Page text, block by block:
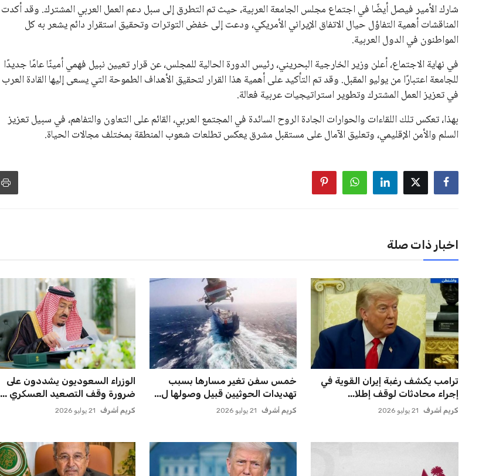
شارك الأمير فيصل أيضًا في اجتماع مجلس الجامعة العربية، حيث تم التطرق إلى سبل دعم العمل العربي المشترك. وقد أكدت
المناقشات أهمية التفاؤل حيال الاتفاق الإيراني الأمريكي، ودعت إلى خفض التوترات وتحقيق استقرار دائم يشعر به كل
المواطنون في الدول العربية.
في نهاية الاجتماع، أعلن وزير الخارجية البحريني، رئيس الدورة الحالية للمجلس، عن قرار تعيين نبيل فهمي أمينًا عامًا جديدًا
للجامعة اعتبارًا من يوليو المقبل. وقد تم التأكيد على أهمية هذا القرار لتحقيق الأهداف الطموحة التي يسعى إليها القادة العرب
في تعزيز العمل المشترك وتطوير استراتيجيات عربية فعالة.
بهذا، تعكس تلك اللقاءات والحوارات الجادة الروح السائدة في المجتمع العربي، القائم على التعاون والتفاهم، في سبيل تعزيز
السلم والأمن الإقليمي، وتعليق الآمال على مستقبل مشرق يعكس تطلعات شعوب المنطقة بمختلف مجالات الحياة.
اخبار ذات صلة
ترامب يكشف رغبة إيران القوية في
إجراء محادثات لوقف إطلا...
كريم أشرف 21 يوليو 2026
خمس سفن تغير مسارها بسبب
تهديدات الحوثيين قبيل وصولها ل...
كريم أشرف 21 يوليو 2026
الوزراء السعوديون يشددون على
ضرورة وقف التصعيد العسكري ...
كريم أشرف 21 يوليو 2026